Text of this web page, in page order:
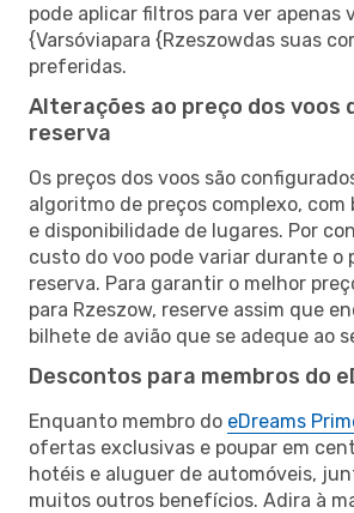
pode aplicar filtros para ver apenas
{Varsóviapara {Rzeszowdas suas
preferidas.
Alterações ao preço dos voos
reserva
Os preços dos voos são
algoritmo de preços complexo, com
e disponibilidade de lugares. Por
custo do voo pode variar durante o
reserva. Para garantir o melhor
para Rzeszow, reserve assim que
bilhete de avião que se adeque ao
Descontos para membros do
Enquanto membro do eDreams
ofertas exclusivas e poupar em
hotéis e aluguer de automóveis,
muitos outros benefícios. Adira à